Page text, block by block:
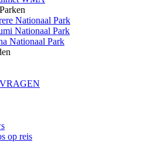
Nationaal Park
Nationaal Park
Nationaal Park
op reis